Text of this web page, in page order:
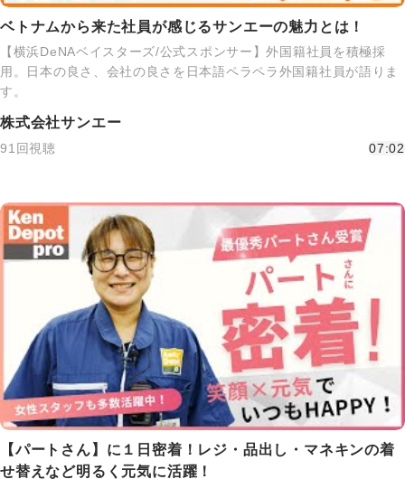
ベトナムから来た社員が感じるサンエーの魅力とは！
【横浜DeNAベイスターズ/公式スポンサー】外国籍社員を積極採
用。日本の良さ、会社の良さを日本語ペラペラ外国籍社員が語りま
す。
株式会社サンエー
91回視聴 07:02
【パートさん】に１日密着！レジ・品出し・マネキンの着
せ替えなど明るく元気に活躍！